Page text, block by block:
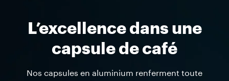
L’excellence dans une
capsule de café
Nos capsules en aluminium renferment toute